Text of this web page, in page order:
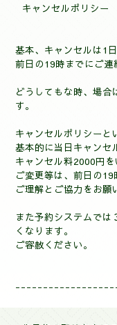
キャンセルポリシー
基本、キャンセルは1
前日の19時までにご連
どうしてもな時、場合
す。
キャンセルポリシーと
基本的に当日キャンセ
キャンセル料2000円
ご変更等は、前日の19
ご理解とご協力をお願
また予約システムでは
くなります。
ご容赦ください。